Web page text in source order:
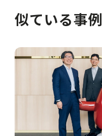
似ている事例